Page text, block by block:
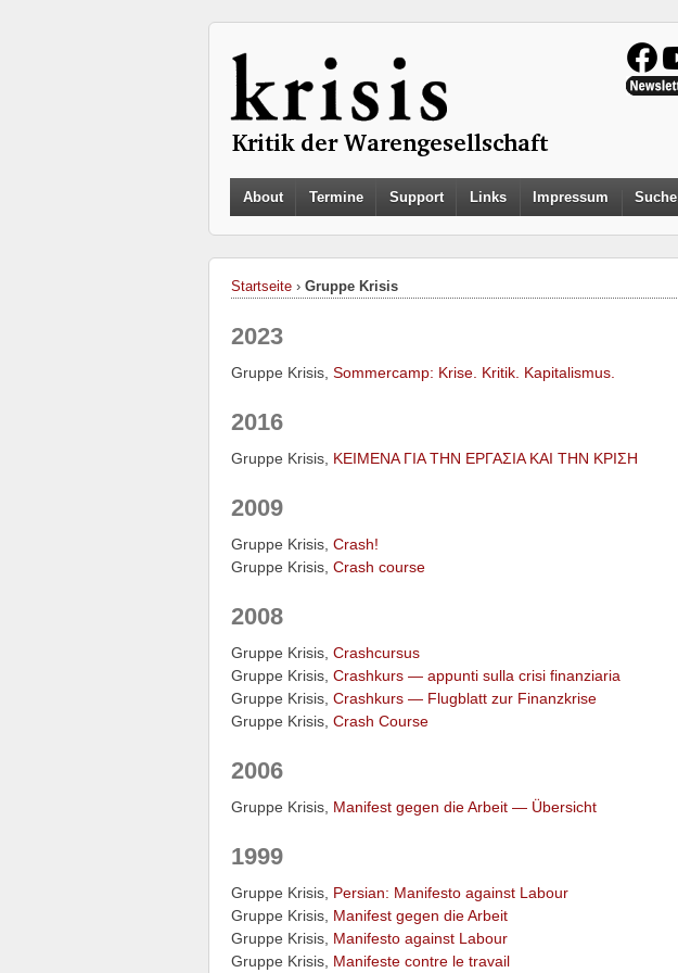
About Termine Support Links Impressum Suche
Startseite › Gruppe Krisis
2023
Gruppe Krisis, Sommercamp: Krise. Kritik. Kapitalismus.
2016
Gruppe Krisis, ΚΕΙΜΕΝΑ ΓΙΑ ΤΗΝ ΕΡΓΑΣΙΑ ΚΑΙ ΤΗΝ ΚΡΙΣΗ
2009
Gruppe Krisis, Crash!
Gruppe Krisis, Crash course
2008
Gruppe Krisis, Crashcursus
Gruppe Krisis, Crashkurs — appunti sulla crisi finanziaria
Gruppe Krisis, Crashkurs — Flugblatt zur Finanzkrise
Gruppe Krisis, Crash Course
2006
Gruppe Krisis, Manifest gegen die Arbeit — Übersicht
1999
Gruppe Krisis, Persian: Manifesto against Labour
Gruppe Krisis, Manifest gegen die Arbeit
Gruppe Krisis, Manifesto against Labour
Gruppe Krisis, Manifeste contre le travail